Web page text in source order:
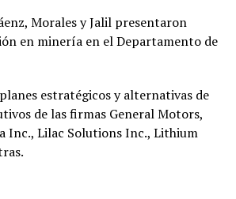
Morales y Jalil presentaron
en minería en el Departamento de
estratégicos y alternativas de
de las firmas General Motors,
Inc., Lilac Solutions Inc., Lithium